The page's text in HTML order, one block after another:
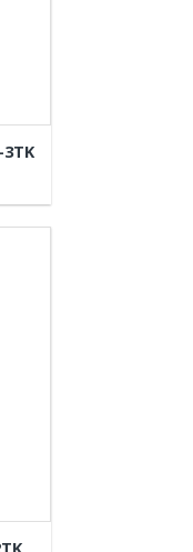
3TK